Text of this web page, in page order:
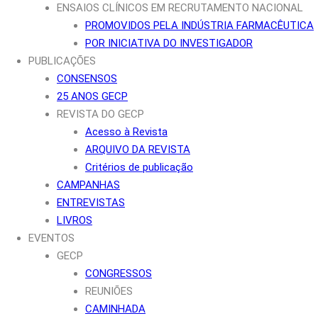
ENSAIOS CLÍNICOS EM RECRUTAMENTO NACIONAL
PROMOVIDOS PELA INDÚSTRIA FARMACÊUTICA
POR INICIATIVA DO INVESTIGADOR
PUBLICAÇÕES
CONSENSOS
25 ANOS GECP
REVISTA DO GECP
Acesso à Revista
ARQUIVO DA REVISTA
Critérios de publicação
CAMPANHAS
ENTREVISTAS
LIVROS
EVENTOS
GECP
CONGRESSOS
REUNIÕES
CAMINHADA